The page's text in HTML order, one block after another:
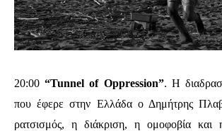
20:00“Tunnel of Oppression”. Η
που έφερε στην Ελλάδα ο Δημήτρης
ρατσισμός, η διάκριση, η ομοφοβία και